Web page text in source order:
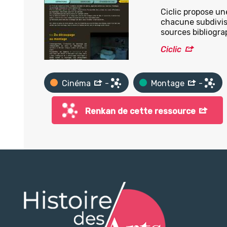
Ciclic propose
chacune
sources
Ciclic
Cinéma - Montage -
Renkan de cette ressource